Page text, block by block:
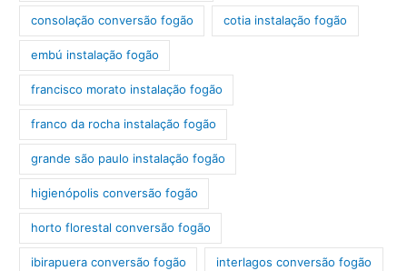
consolação conversão fogão cotia instalação fogão
embú instalação fogão
francisco morato instalação fogão
franco da rocha instalação fogão
grande são paulo instalação fogão
higienópolis conversão fogão
horto florestal conversão fogão
ibirapuera conversão fogão interlagos conversão fogão